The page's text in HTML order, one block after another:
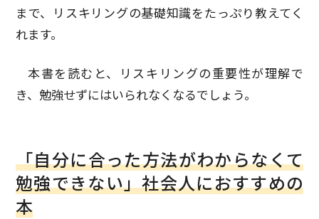
まで、リスキリングの基礎知識をたっぷり教えてく
れます。
本書を読むと、リスキリングの重要性が理解で
き、勉強せずにはいられなくなるでしょう。
「自分に合った方法がわからなくて
勉強できない」社会人におすすめの
本